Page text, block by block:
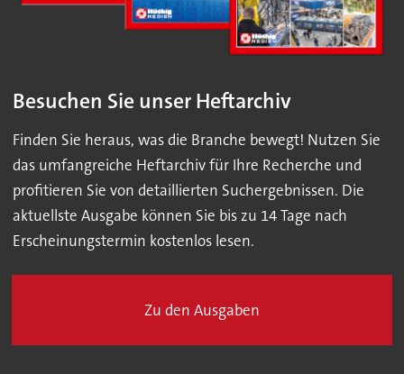
Besuchen Sie unser Heftarchiv
Finden Sie heraus, was die Branche bewegt! Nutzen Sie
das umfangreiche Heftarchiv für Ihre Recherche und
profitieren Sie von detaillierten Suchergebnissen. Die
aktuellste Ausgabe können Sie bis zu 14 Tage nach
Erscheinungstermin kostenlos lesen.
Zu den Ausgaben